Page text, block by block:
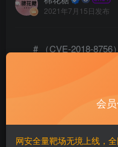
2021年7月15日发布
# （CVE-2018-8756
————
会
网安全量靶场无境上线，